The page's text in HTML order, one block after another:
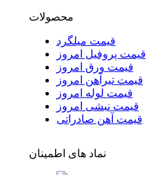
محصولات
قیمت میلگرد
قیمت پروفیل امروز
قیمت ورق امروز
قیمت تیرآهن امروز
قیمت لوله امروز
قیمت نبشی امروز
قیمت آهن صادراتی
نماد های اطمینان